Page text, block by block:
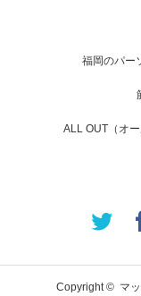
福岡のパー
ALL OUT（オ
Copyright © マ